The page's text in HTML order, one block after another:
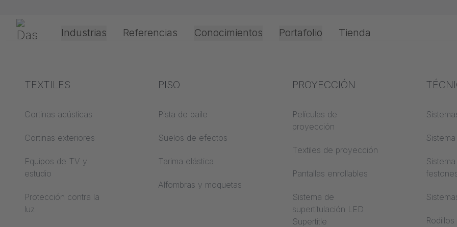
Gerriets Industrias
Teatro y cultura
Eventos y
Oficina e Interior
Referencias Conocimientos
Explicación de los
ABC de películas de
ABC de textiles de
Técnicas de
aplicación
Tipos de
Procesamiento de
películas de
Experiencia en el
Conocimientos textiles
Conocimientos
proyección
de
Trevira
Portafolio
TEXTILES
Cortinas acústicas
Cortinas exteriores
Equipos de TV y
estudio
Protección contra la
luz
PISO
Pista de baile
Suelos de efectos
Tarima elástica
Alfombras y moquetas
PROYECCIÓN
Películas de
proyección
Textiles de proyección
Pantallas enrollables
Sistema de
supertitulación LED
Supertitle
Tienda